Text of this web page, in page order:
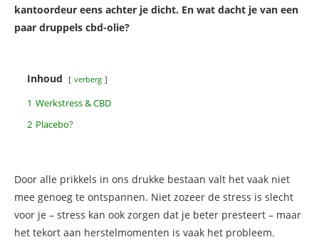
kantoordeur eens achter je dicht. En wat dacht je van een
paar druppels cbd-olie?
Inhoud verberg
1 Werkstress & CBD
2 Placebo?
Door alle prikkels in ons drukke bestaan valt het vaak niet
mee genoeg te ontspannen. Niet zozeer de stress is slecht
voor je – stress kan ook zorgen dat je beter presteert – maar
het tekort aan herstelmomenten is vaak het probleem.